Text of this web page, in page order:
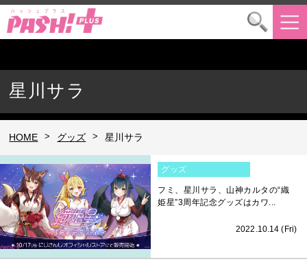
星川サラ
HOME > グッズ > 星川サラ
グッズ
フミ、星川サラ、山神カルタの“織
姫星”3周年記念グッズはカワ...
2022.10.14 (Fri)